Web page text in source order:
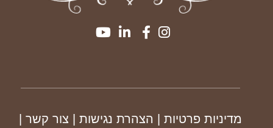
מדיניות פרטיות | הצהרת נגישות צור קשר